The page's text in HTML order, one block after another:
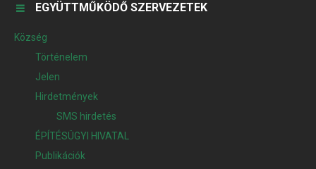
EGYÜTTMŰKÖDŐ SZERVEZETEK
Község
Történelem
Jelen
Hirdetmények
SMS hirdetés
ÉPÍTÉSÜGYI HIVATAL
Publikációk